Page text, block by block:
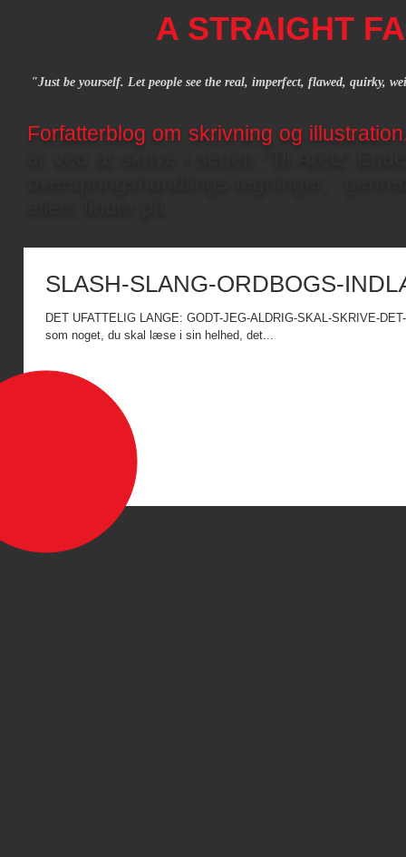
SLASH-SLANG-ORDBOGS-
DET UFATTELIG LANGE: GODT-JEG-ALDRIG-SKAL-SKRIVE-
som noget, du skal læse i sin helhed, det...
Forfatterblog om skrivning og
A STRAIGHT
"Just be yourself. Let people see the real, imperfect, flawed, quirky,